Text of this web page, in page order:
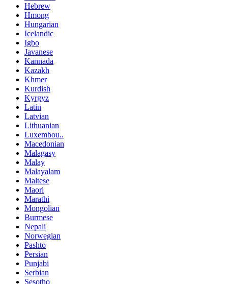
Hebrew
Hmong
Hungarian
Icelandic
Igbo
Javanese
Kannada
Kazakh
Khmer
Kurdish
Kyrgyz
Latin
Latvian
Lithuanian
Luxembou..
Macedonian
Malagasy
Malay
Malayalam
Maltese
Maori
Marathi
Mongolian
Burmese
Nepali
Norwegian
Pashto
Persian
Punjabi
Serbian
Sesotho